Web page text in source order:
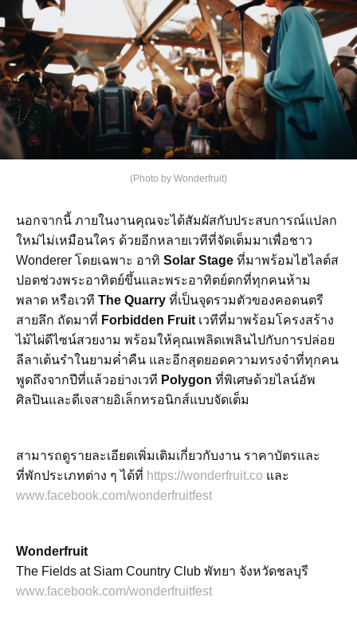
(Photo by Wonderfruit)
นอกจากนี้ ภายในงานคุณจะได้สัมผัสกับประสบการณ์แปลก
ใหม่ไม่เหมือนใคร ด้วยอีกหลายเวทีที่จัดเต็มมาเพื่อชาว
Wonderer โดยเฉพาะ อาทิ Solar Stage ที่มาพร้อมไฮไลต์ส
ปอตช่วงพระอาทิตย์ขึ้นและพระอาทิตย์ตกที่ทุกคนห้าม
พลาด หรือเวที The Quarry ที่เป็นจุดรวมตัวของคอดนตรี
สายลึก ถัดมาที่ Forbidden Fruit เวทีที่มาพร้อมโครงสร้าง
ไม้ไผ่ดีไซน์สวยงาม พร้อมให้คุณเพลิดเพลินไปกับการปล่อย
ลีลาเต้นรำในยามค่ำคืน และอีกสุดยอดความทรงจำที่ทุกคน
พูดถึงจากปีที่แล้วอย่างเวที Polygon ที่พิเศษด้วยไลน์อัพ
ศิลปินและดีเจสายอิเล็กทรอนิกส์แบบจัดเต็ม
สามารถดูรายละเอียดเพิ่มเติมเกี่ยวกับงาน ราคาบัตรและ
ที่พักประเภทต่าง ๆ ได้ที่ https://wonderfruit.co และ
www.facebook.com/wonderfruitfest
Wonderfruit
The Fields at Siam Country Club พัทยา จังหวัดชลบุรี
www.facebook.com/wonderfruitfest